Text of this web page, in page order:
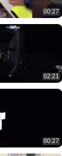
00:27
02:21
00:27